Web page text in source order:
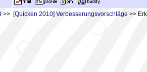
>> [Quicken 2010] Verbesserungsvorschläge >>